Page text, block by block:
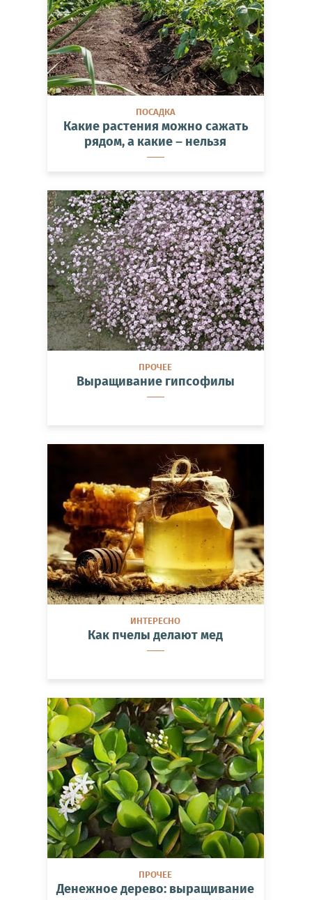
ПОСАДКА
Какие растения можно сажать
рядом, а какие – нельзя
ПРОЧЕЕ
Выращивание гипсофилы
ИНТЕРЕСНО
Как пчелы делают мед
ПРОЧЕЕ
Денежное дерево: выращивание